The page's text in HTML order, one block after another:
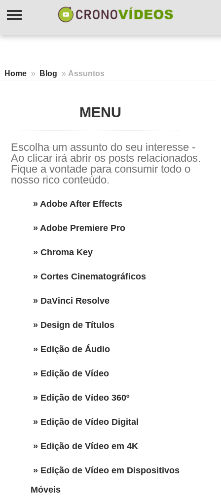
Home » Blog » Assuntos
MENU
Escolha um assunto do seu interesse -
Ao clicar irá abrir os posts relacionados.
Fique a vontade para consumir todo o
nosso rico conteúdo.
» Adobe After Effects
» Adobe Premiere Pro
» Chroma Key
» Cortes Cinematográficos
» DaVinci Resolve
» Design de Títulos
» Edição de Áudio
» Edição de Vídeo
» Edição de Vídeo 360º
» Edição de Vídeo Digital
» Edição de Vídeo em 4K
» Edição de Vídeo em Dispositivos
Móveis